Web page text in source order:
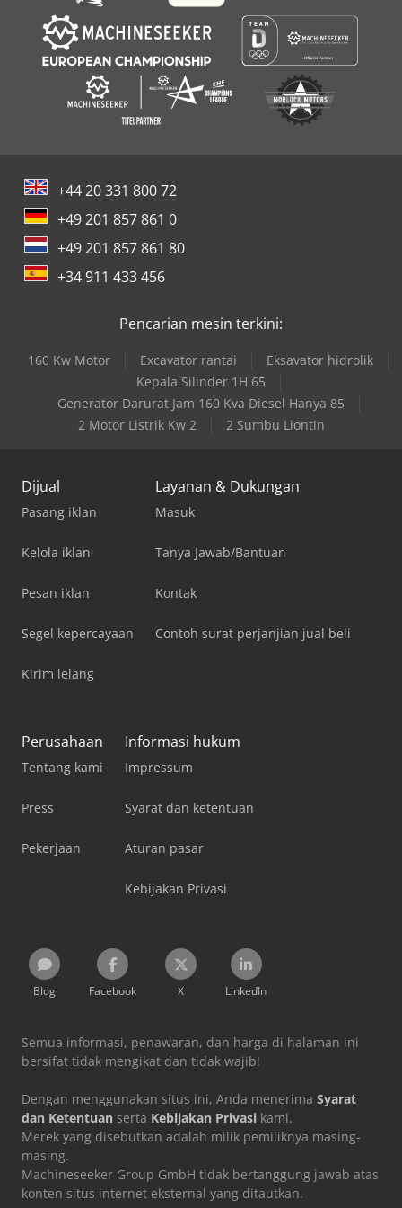
Auswuchtbares Wellengewicht: 50 – 1000 kg Maximaler
Rohrdurchmesser: 300 mm Maximaler
Flanschdurchmesser: 500 mm Maximale
Kardanwellenlänge: 6000 mm Minimal erreichbare
Restunwucht: 10 g*mm/kg Rotordrehzahl: 300 – 1000
U/min Motorleistung: 11 kW Netzanschluss: 380V, 3 Ph,
50Hz Reparieren Sie industrielle Antriebswellen? Dann
individuelles Angebot! 👇
+44 20 331 800 72
+49 201 857 861 0
+49 201 857 861 80
+34 911 433 456
Pencarian mesin terkini:
160 Kw Motor Excavator rantai
Eksavator hidrolik
Kepala Silinder 1H 65
Generator Darurat Jam 160 Kva Diesel Hanya 85
2 Motor Listrik Kw 2
2 Sumbu Liontin
Dijual
Pasang iklan
Kelola iklan
Pesan iklan
Segel kepercayaan
Kirim lelang
Layanan & Dukungan
Masuk
Tanya Jawab/Bantuan
Kontak
Contoh surat perjanjian jual beli
Perusahaan
Tentang kami
Press
Pekerjaan
Informasi hukum
Impressum
Syarat dan ketentuan
Aturan pasar
Kebijakan Privasi
Blog Facebook X LinkedIn
Semua informasi, penawaran, dan harga di halaman ini
bersifat tidak mengikat dan tidak wajib!
Dengan menggunakan situs ini, Anda menerima Syarat
dan Ketentuan serta Kebijakan Privasi kami.
Merek yang disebutkan adalah milik pemiliknya masing-
masing.
Machineseeker Group GmbH tidak bertanggung jawab atas
konten situs internet eksternal yang ditautkan.